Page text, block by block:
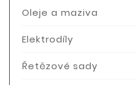
Oleje a maziva
Elektrodíly
Řetězové sady